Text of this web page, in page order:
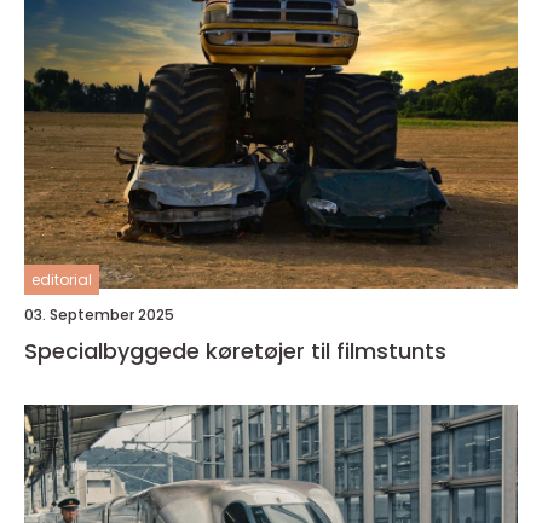
editorial
03. September 2025
Specialbyggede køretøjer til filmstunts